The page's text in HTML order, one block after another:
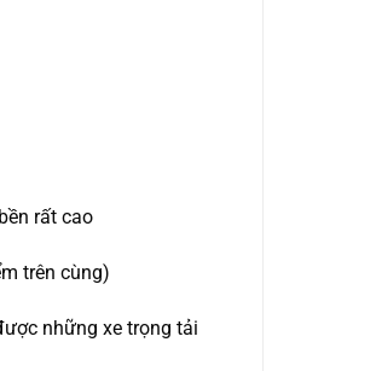
rất cao
trên cùng)
những xe trọng tải